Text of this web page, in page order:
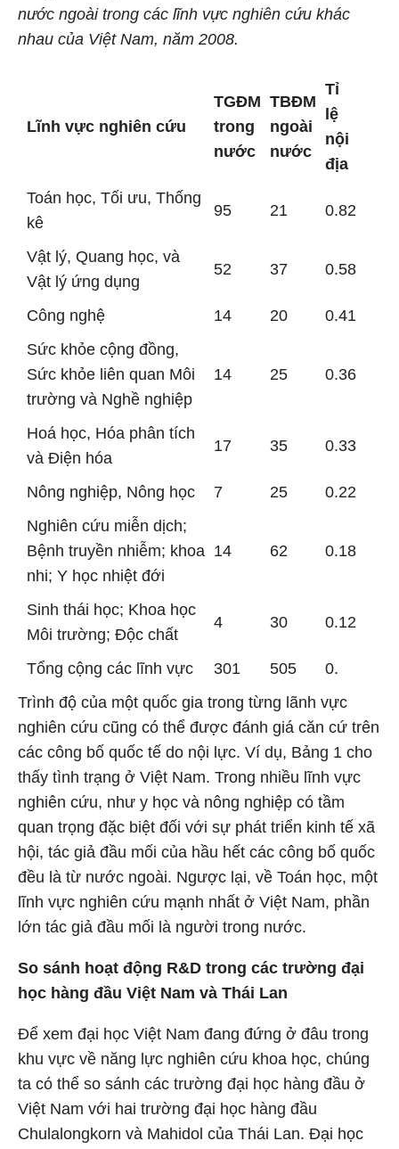
nước ngoài trong các lĩnh vực nghiên cứu khác
nhau của Việt Nam, năm 2008.
Lĩnh vực nghiên cứu
TGĐM
trong
nước
TBĐM
ngoài
nước
Tỉ
lệ
nội
địa
Toán học, Tối ưu, Thống
kê
95 21 0.82
Vật lý, Quang học, và
Vật lý ứng dụng
52 37 0.58
Công nghệ 14 20
0.41
Sức khỏe cộng đồng,
Sức khỏe liên quan Môi
trường và Nghề nghiệp
14 25 0.36
Hoá học, Hóa phân tích
và Điện hóa
17 35 0.33
Nông nghiệp, Nông học 7 25
0.22
Nghiên cứu miễn dịch;
Bệnh truyền nhiễm; khoa
nhi; Y học nhiệt đới
14 62 0.18
Sinh thái học; Khoa học
Môi trường; Độc chất
4 30 0.12
Tổng cộng các lĩnh vực 301 505
0.
Trình độ của một quốc gia trong từng lãnh vực
nghiên cứu cũng có thể được đánh giá căn cứ trên
các công bố quốc tế do nội lực. Ví dụ, Bảng 1 cho
thấy tình trạng ở Việt Nam. Trong nhiều lĩnh vực
nghiên cứu, như y học và nông nghiệp có tầm
quan trọng đặc biệt đối với sự phát triển kinh tế xã
hội, tác giả đầu mối của hầu hết các công bố quốc
đều là từ nước ngoài. Ngược lại, về Toán học, một
lĩnh vực nghiên cứu mạnh nhất ở Việt Nam, phần
lớn tác giả đầu mối là người trong nước.
So sánh hoạt động R&D trong các trường đại
học hàng đầu Việt Nam và Thái Lan
Để xem đại học Việt Nam đang đứng ở đâu trong
khu vực về năng lực nghiên cứu khoa học, chúng
ta có thể so sánh các trường đại học hàng đầu ở
Việt Nam với hai trường đại học hàng đầu
Chulalongkorn và Mahidol của Thái Lan. Đại học